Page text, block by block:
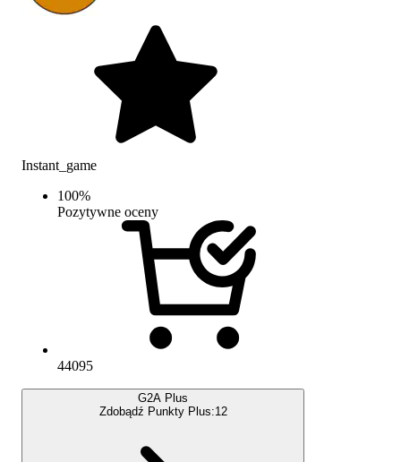
Instant_game
100%
Pozytywne oceny
44095
G2A Plus
Zdobądź Punkty Plus:12